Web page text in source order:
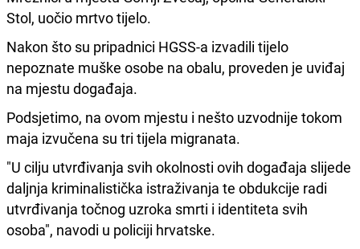
Stol, uočio mrtvo tijelo.
Nakon što su pripadnici HGSS-a izvadili tijelo
nepoznate muške osobe na obalu, proveden je uviđaj
na mjestu događaja.
Podsjetimo, na ovom mjestu i nešto uzvodnije tokom
maja izvučena su tri tijela migranata.
"U cilju utvrđivanja svih okolnosti ovih događaja slijede
daljnja kriminalistička istraživanja te obdukcije radi
utvrđivanja točnog uzroka smrti i identiteta svih
osoba", navodi u policiji hrvatske.